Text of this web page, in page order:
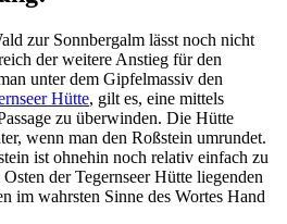
zur Sonnbergalm lässt noch nicht
der weitere Anstieg für den
unter dem Gipfelmassiv den
Hütte, gilt es, eine mittels
zu überwinden. Die Hütte
wenn man den Roßstein umrundet.
ist ohnehin noch relativ einfach zu
der Tegernseer Hütte liegenden
im wahrsten Sinne des Wortes Hand